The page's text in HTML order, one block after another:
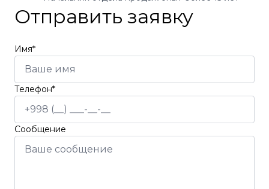
Отправить заявку
Имя*
Телефон*
Сообщение